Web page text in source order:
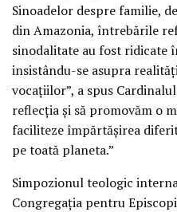
Sinoadelor despre familie,
din Amazonia, întrebările
sinodalitate au fost ridicate
insistându-se asupra
vocațiilor”, a spus
reflecția și să promovăm o
faciliteze împărtășirea
pe toată planeta.”
Simpozionul teologic
Congregația pentru